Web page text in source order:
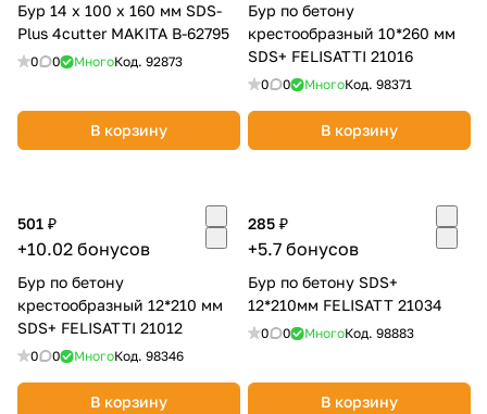
Бур 14 х 100 х 160 мм SDS-
Plus 4cutter MAKITA B-62795
0 0 МногоКод. 92873
В корзину
Бур по бетону
крестообразный 10*260 мм
SDS+ FELISATTI 21016
0 0 МногоКод. 98371
В корзину
501 ₽
+10.02 бонусов
Бур по бетону
крестообразный 12*210 мм
SDS+ FELISATTI 21012
0 0 МногоКод. 98346
В корзину
285 ₽
+5.7 бонусов
Бур по бетону SDS+
12*210мм FELISATT 21034
0 0 МногоКод. 98883
В корзину
раз в 2 недели